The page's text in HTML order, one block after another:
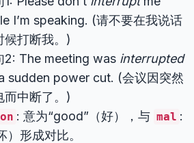
I’m speaking. (请不要在我说话
候打断我。)
2: The meeting was interrupted
sudden power cut. (会议因突然
而中断了。)
: 意为“good”（好），与 mal :
）形成对比。